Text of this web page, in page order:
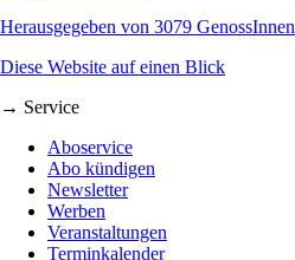
Herausgegeben von 3079 GenossInnen
Diese Website auf einen Blick
→ Service
Aboservice
Abo kündigen
Newsletter
Werben
Veranstaltungen
Terminkalender